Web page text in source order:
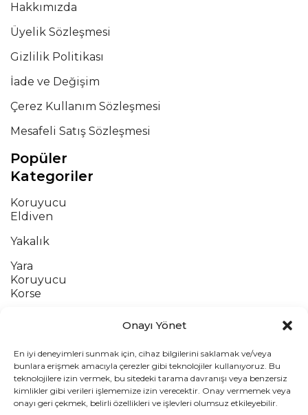
Onayı Yönet
En iyi deneyimleri sunmak için, cihaz bilgilerini saklamak ve/veya
bunlara erişmek amacıyla çerezler gibi teknolojiler kullanıyoruz. Bu
teknolojilere izin vermek, bu sitedeki tarama davranışı veya benzersiz
kimlikler gibi verileri işlememize izin verecektir. Onay vermemek veya
onayı geri çekmek, belirli özellikleri ve işlevleri olumsuz etkileyebilir.
Hakkımızda
Üyelik Sözleşmesi
Gizlilik Politikası
İade ve Değişim
Çerez Kullanım Sözleşmesi
Mesafeli Satış Sözleşmesi
Popüler
Kategoriler
Koruyucu
Eldiven
Yakalık
Yara
Koruyucu
Korse
Minderi
Adres
PETSUIT Medikal Dış Ticaret LTD ŞTİ